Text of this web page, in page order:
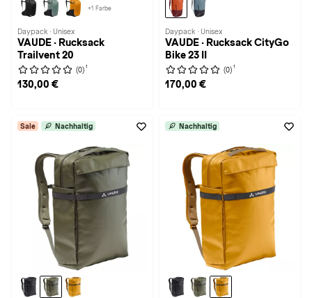
+1 Farbe
Daypack · Unisex
VAUDE · Rucksack
Trailvent 20
(0) 1
130,00 €
Daypack · Unisex
VAUDE · Rucksack CityGo
Bike 23 II
(0) 1
170,00 €
Sale Nachhaltig Nachhaltig